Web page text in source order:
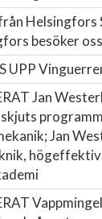
Helsingfors
besöker oss
UPP
Jan
Jan
Vappmingel